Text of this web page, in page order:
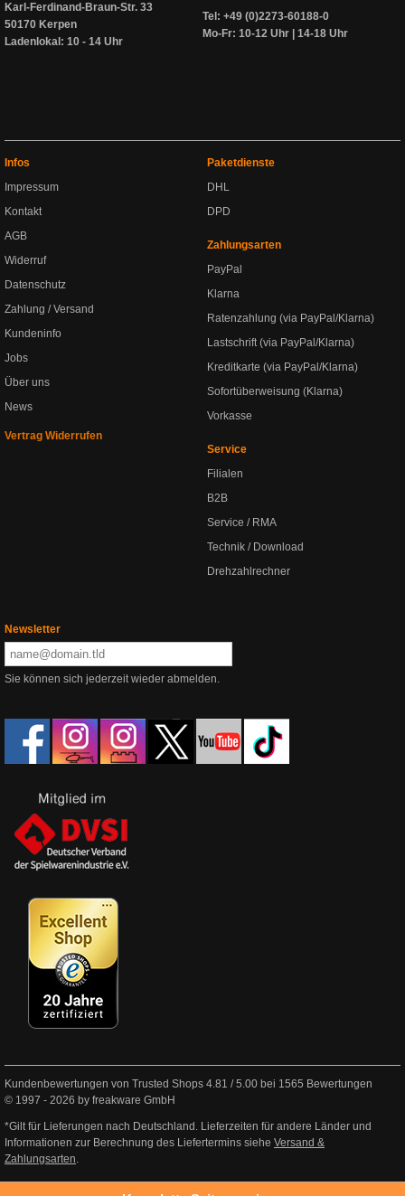
Karl-Ferdinand-Braun-Str. 33
50170 Kerpen
Ladenlokal: 10 - 14 Uhr
Tel: +49 (0)2273-60188-0
Mo-Fr: 10-12 Uhr | 14-18 Uhr
Infos
Impressum
Kontakt
AGB
Widerruf
Datenschutz
Zahlung / Versand
Kundeninfo
Jobs
Über uns
News
Vertrag Widerrufen
Paketdienste
DHL
DPD
Zahlungsarten
PayPal
Klarna
Ratenzahlung (via PayPal/Klarna)
Lastschrift (via PayPal/Klarna)
Kreditkarte (via PayPal/Klarna)
Sofortüberweisung (Klarna)
Vorkasse
Service
Filialen
B2B
Service / RMA
Technik / Download
Drehzahlrechner
Newsletter
Sie können sich jederzeit wieder abmelden.
Kundenbewertungen von Trusted Shops 4.81 /5.00 bei 1565 Bewertungen
© 1997 - 2026 by freakware GmbH
*Gilt für Lieferungen nach Deutschland. Lieferzeiten für andere Länder und
Informationen zur Berechnung des Liefertermins siehe Versand &
Zahlungsarten.